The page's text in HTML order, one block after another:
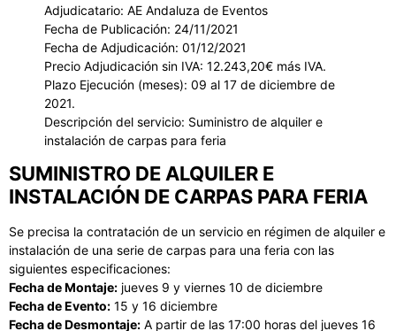
Adjudicatario: AE Andaluza de Eventos
Fecha de Publicación: 24/11/2021
Fecha de Adjudicación: 01/12/2021
Precio Adjudicación sin IVA: 12.243,20€ más IVA.
Plazo Ejecución (meses): 09 al 17 de diciembre de
2021.
Descripción del servicio: Suministro de alquiler e
instalación de carpas para feria
SUMINISTRO DE ALQUILER E
INSTALACIÓN DE CARPAS PARA FERIA
Se precisa la contratación de un servicio en régimen de alquiler e
instalación de una serie de carpas para una feria con las
siguientes especificaciones:
Fecha de Montaje: jueves 9 y viernes 10 de diciembre
Fecha de Evento: 15 y 16 diciembre
Fecha de Desmontaje: A partir de las 17:00 horas del jueves 16